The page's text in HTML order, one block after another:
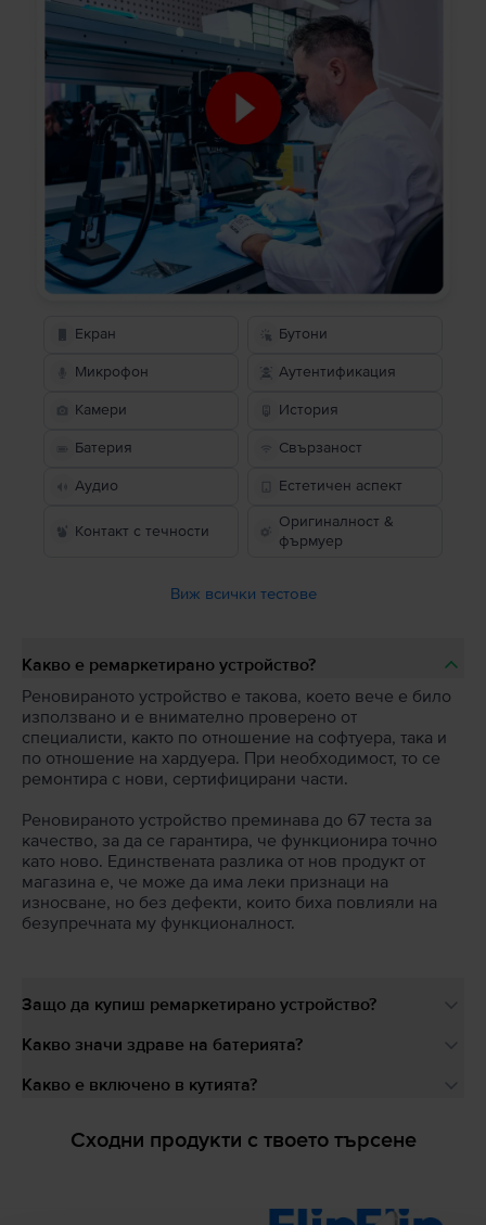
Екран Бутони
Микрофон Аутентификация
Камери История
Батерия Свързаност
Аудио Естетичен аспект
Контакт с течности
Оригиналност &
фърмуер
Виж всички тестове
Какво е ремаркетирано устройство?
Реновираното устройство е такова, което вече е било
използвано и е внимателно проверено от
специалисти, както по отношение на софтуера, така и
по отношение на хардуера. При необходимост, то се
ремонтира с нови, сертифицирани части.
Реновираното устройство преминава до 67 теста за
качество, за да се гарантира, че функционира точно
като ново. Единствената разлика от нов продукт от
магазина е, че може да има леки признаци на
износване, но без дефекти, които биха повлияли на
безупречната му функционалност.
Защо да купиш ремаркетирано устройство?
Какво значи здраве на батерията?
Какво е включено в кутията?
Сходни продукти с твоето търсене